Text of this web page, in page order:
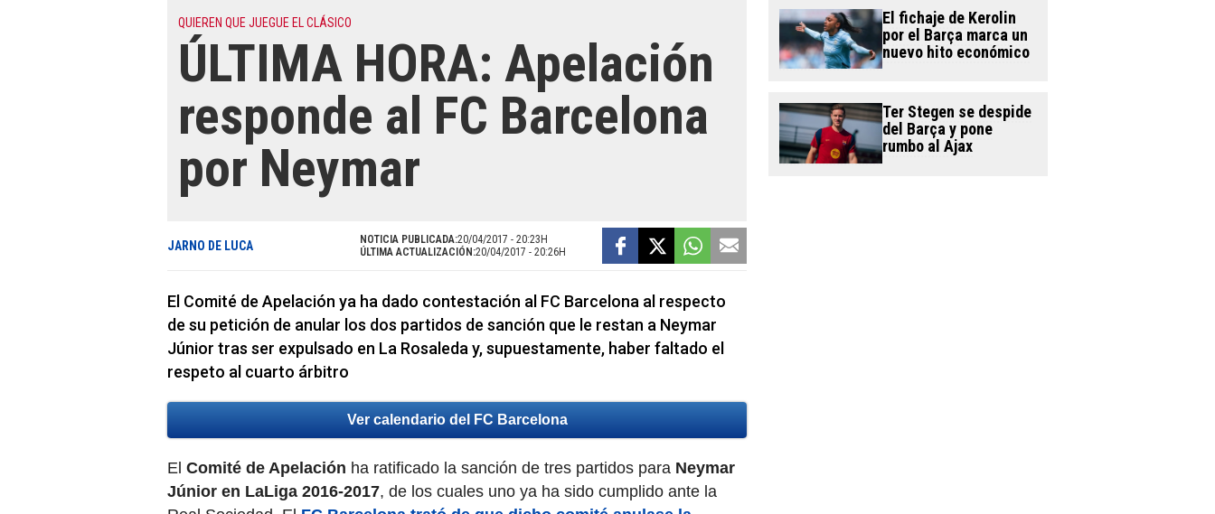
QUIEREN QUE JUEGUE EL CLÁSICO
ÚLTIMA HORA: Apelación
responde al FC Barcelona
por Neymar
JARNO DE LUCA NOTICIA PUBLICADA:20/04/2017 - 20:23H
ÚLTIMA ACTUALIZACIÓN:20/04/2017 - 20:26H
El Comité de Apelación ya ha dado contestación al FC Barcelona al respecto
de su petición de anular los dos partidos de sanción que le restan a Neymar
Júnior tras ser expulsado en La Rosaleda y, supuestamente, haber faltado el
respeto al cuarto árbitro
Ver calendario del FC Barcelona
El Comité de Apelación ha ratificado la sanción de tres partidos para Neymar
Júnior en LaLiga 2016-2017, de los cuales uno ya ha sido cumplido ante la
El fichaje de Kerolin
por el Barça marca un
nuevo hito económico
Ter Stegen se despide
del Barça y pone
rumbo al Ajax